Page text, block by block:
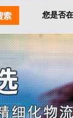
您是否
仓储综